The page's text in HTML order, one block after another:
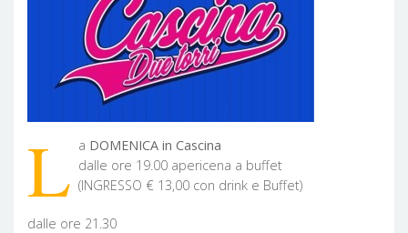
L a DOMENICA in Cascina
dalle ore 19.00 apericena a buffet
(INGRESSO € 13,00 con drink e Buffet)
dalle ore 21.30